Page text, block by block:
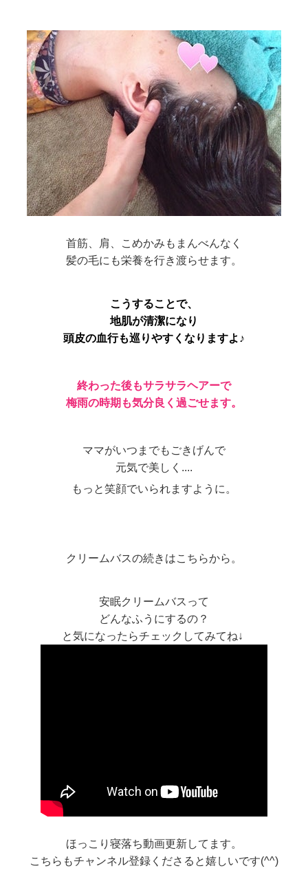
首筋、肩、こめかみもまんべんなく
髪の毛にも栄養を行き渡らせます。
こうすることで、
地肌が清潔になり
頭皮の血行も巡りやすくなりますよ♪
終わった後もサラサラヘアーで
梅雨の時期も気分良く過ごせます。
ママがいつまでもごきげんで
元気で美しく....
もっと笑顔でいられますように。
クリームバスの続きはこちらから。
安眠クリームバスって
どんなふうにするの？
と気になったらチェックしてみてね↓
ほっこり寝落ち動画更新してます。
こちらもチャンネル登録くださると嬉しいです(^^)